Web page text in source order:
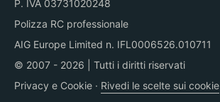
P. IVA 03731020248
Polizza RC professionale
AIG Europe Limited n. IFL0006526.010711
© 2007 - 2026 | Tutti i diritti riservati
Privacy e Cookie · Rivedi le scelte sui cookie